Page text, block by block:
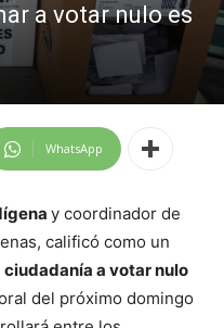
a votar nulo es
WhatsApp
y coordinador de
calificó como un
ciudadanía a votar nulo
del próximo domingo